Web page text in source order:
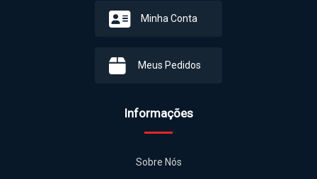
Minha Conta
Meus Pedidos
Informações
Sobre Nós